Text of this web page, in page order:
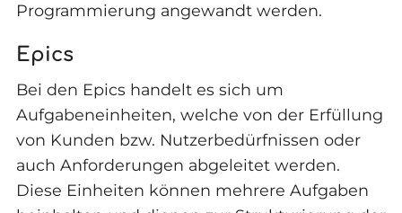
Programmierung angewandt werden.
Epics
Bei den Epics handelt es sich um
Aufgabeneinheiten, welche von der Erfüllung
von Kunden bzw. Nutzerbedürfnissen oder
auch Anforderungen abgeleitet werden.
Diese Einheiten können mehrere Aufgaben